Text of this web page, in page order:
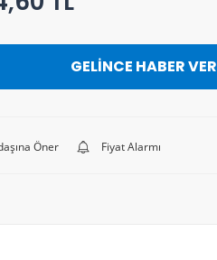
GELİNCE HABER VER
Öner Fiyat Alarmı